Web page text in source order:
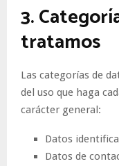
3.
tratamos
Las categorías de
del uso que haga
carácter general:
Datos
Datos de